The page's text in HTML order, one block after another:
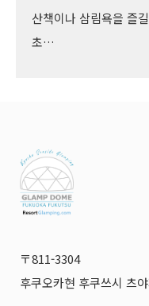
산책이나 삼림욕을 즐
초…
〒811-3304
후쿠오카현 후쿠쓰시 츠